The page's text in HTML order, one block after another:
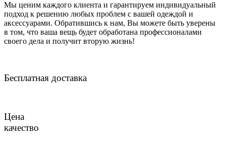
Мы ценим каждого клиента и гарантируем индивидуальный
подход к решению любых проблем с вашей одеждой и
аксессуарами. Обратившись к нам, Вы можете быть уверены
в том, что ваша вещь будет обработана профессионалами
своего дела и получит вторую жизнь!
Бесплатная доставка
Цена
качество